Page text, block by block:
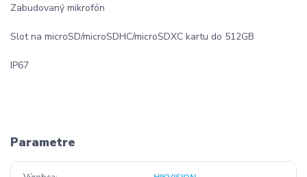
Zabudovaný mikrofón
Slot na microSD/microSDHC/microSDXC kartu do 512GB
IP67
Parametre